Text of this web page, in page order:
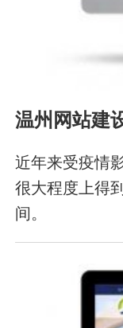
温州网站建
近年来受疫情
很大程度上得